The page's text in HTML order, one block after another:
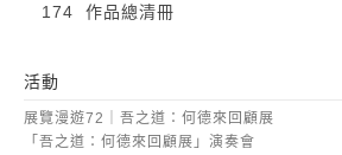
174 作品總清冊
活動
展覽漫遊72｜吾之道：何德來回顧展
「吾之道：何德來回顧展」演奏會